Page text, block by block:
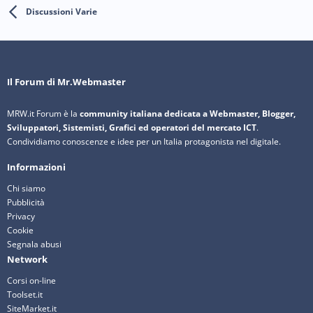
Discussioni Varie
Il Forum di Mr.Webmaster
MRW.it Forum è la community italiana dedicata a Webmaster, Blogger,
Sviluppatori, Sistemisti, Grafici ed operatori del mercato ICT.
Condividiamo conoscenze e idee per un Italia protagonista nel digitale.
Informazioni
Chi siamo
Pubblicità
Privacy
Cookie
Segnala abusi
Network
Corsi on-line
Toolset.it
SiteMarket.it